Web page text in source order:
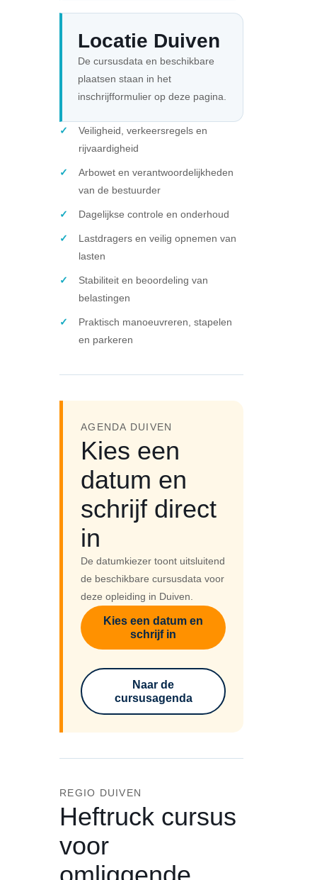
Locatie Duiven
De cursusdata en beschikbare
plaatsen staan in het
inschrijfformulier op deze pagina.
Veiligheid, verkeersregels en
rijvaardigheid
Arbowet en verantwoordelijkheden
van de bestuurder
Dagelijkse controle en onderhoud
Lastdragers en veilig opnemen van
lasten
Stabiliteit en beoordeling van
belastingen
Praktisch manoeuvreren, stapelen
en parkeren
AGENDA DUIVEN
Kies een
datum en
schrijf direct
in
De datumkiezer toont uitsluitend
de beschikbare cursusdata voor
deze opleiding in Duiven.
Kies een datum en
schrijf in
Naar de
cursusagenda
REGIO DUIVEN
Heftruck cursus
voor